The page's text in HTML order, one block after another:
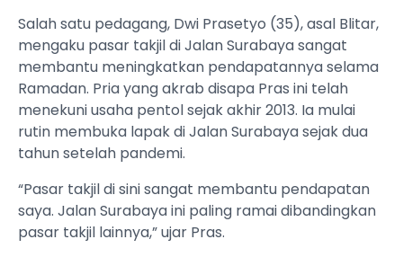
Salah satu pedagang, Dwi Prasetyo (35), asal Blitar,
mengaku pasar takjil di Jalan Surabaya sangat
membantu meningkatkan pendapatannya selama
Ramadan. Pria yang akrab disapa Pras ini telah
menekuni usaha pentol sejak akhir 2013. Ia mulai
rutin membuka lapak di Jalan Surabaya sejak dua
tahun setelah pandemi.
“Pasar takjil di sini sangat membantu pendapatan
saya. Jalan Surabaya ini paling ramai dibandingkan
pasar takjil lainnya,” ujar Pras.